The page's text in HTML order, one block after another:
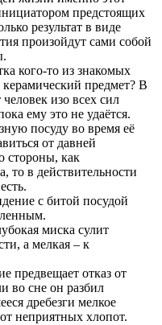
предстоящих
результат в виде
произойдут сами собой
кого-то из знакомых
предмет? В
изо всех сил
ему это не удаётся.
посуду во время её
от давней
стороны, как
то в действительности
с битой посудой
миска сулит
а мелкая – к
предвещает отказ от
во сне он разбил
дребезги мелкое
неприятных хлопот.